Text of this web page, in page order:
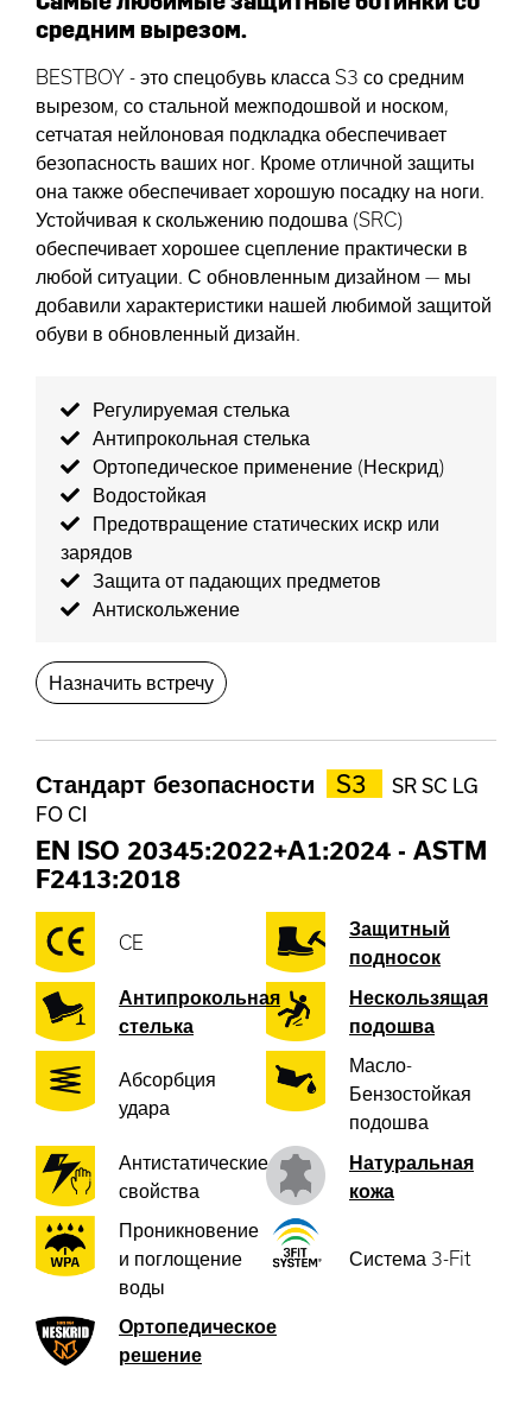
средним вырезом.
BESTBOY - это спецобувь класса S3 со средним
вырезом, со стальной межподошвой и носком,
сетчатая нейлоновая подкладка обеспечивает
безопасность ваших ног. Кроме отличной защиты
она также обеспечивает хорошую посадку на ноги.
Устойчивая к скольжению подошва (SRC)
обеспечивает хорошее сцепление практически в
любой ситуации. С обновленным дизайном — мы
добавили характеристики нашей любимой защитой
обуви в обновленный дизайн.
Регулируемая стелька
Антипрокольная стелька
Ортопедическое применение (Нескрид)
Водостойкая
Предотвращение статических искр или
зарядов
Защита от падающих предметов
Антискольжение
Назначить встречу
Стандарт безопасности S3
SR SC LG
FO CI
EN ISO 20345:2022+A1:2024 - ASTM
F2413:2018
CE
Защитный
подносок
Антипрокольная
стелька
Нескользящая
подошва
Абсорбция
удара
Масло-
Бензостойкая
подошва
Антистатические
свойства
Натуральная
кожа
Проникновение
и поглощение
воды
Система 3-Fit
Ортопедическое
решение